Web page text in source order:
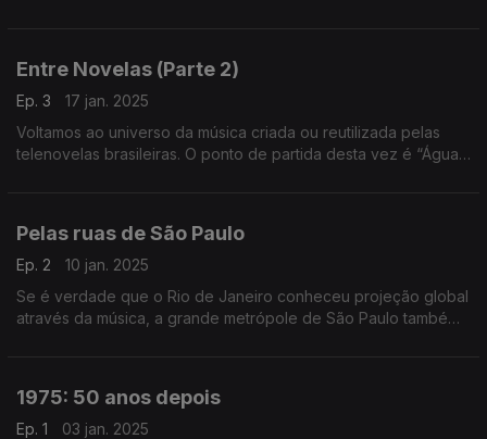
Entre Novelas (Parte 2)
Ep. 3
17 jan. 2025
Voltamos ao universo da música criada ou reutilizada pelas
telenovelas brasileiras. O ponto de partida desta vez é “Água
Pelas ruas de São Paulo
Ep. 2
10 jan. 2025
Se é verdade que o Rio de Janeiro conheceu projeção global
através da música, a grande metrópole de São Paulo também
1975: 50 anos depois
Ep. 1
03 jan. 2025